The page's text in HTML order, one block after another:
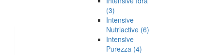
(3)
Intensive
Nutriactive (6)
Intensive
Purezza (4)